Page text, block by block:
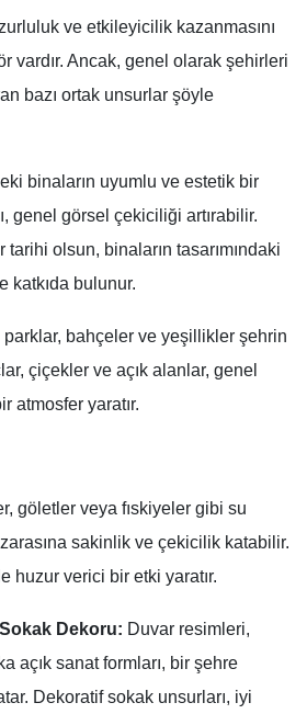
ve etkileyicilik kazanmasını
vardır. Ancak, genel olarak şehirleri
bazı ortak unsurlar şöyle
binaların uyumlu ve estetik bir
genel görsel çekiciliği artırabilir.
tarihi olsun, binaların tasarımındaki
katkıda bulunur.
parklar, bahçeler ve yeşillikler şehrin
çiçekler ve açık alanlar, genel
atmosfer yaratır.
göletler veya fıskiyeler gibi su
sakinlik ve çekicilik katabilir.
huzur verici bir etki yaratır.
Dekoru: Duvar resimleri,
açık sanat formları, bir şehre
Dekoratif sokak unsurları, iyi